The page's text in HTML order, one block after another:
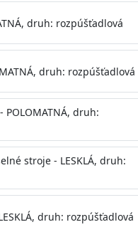
tónovať podľa RAL,
narieďte do 10%
alebo
aplikovať ďalšiu
predlžuje.
pod 5°C a nad
druh: rozpúšťadlová
druh: rozpúšťadlová
druh:
stroje - LESKLÁ, druh:
druh: rozpúšťadlová